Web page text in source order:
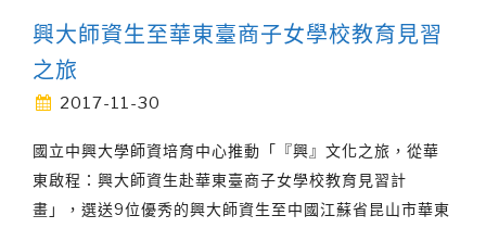
興大師資生至華東臺商子女學校教育見習
之旅
2017-11-30
國立中興大學師資培育中心推動「『興』文化之旅，從華
東啟程：興大師資生赴華東臺商子女學校教育見習計
畫」，選送9位優秀的興大師資生至中國江蘇省昆山市華東